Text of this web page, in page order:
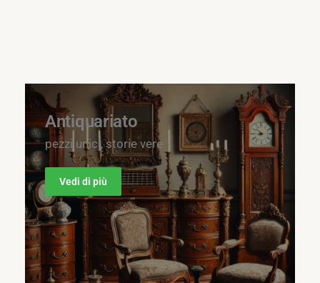
Antiquariato
pezzi unici, storie vere
Vedi di più